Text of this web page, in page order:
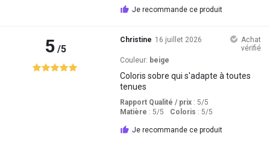
Je recommande ce produit
5/5
Christine 16 juillet 2026
Achat
vérifié
Couleur: beige
Coloris sobre qui s'adapte à toutes
tenues
Rapport Qualité / prix: 5/5
Matière : 5/5 Coloris : 5/5
Je recommande ce produit